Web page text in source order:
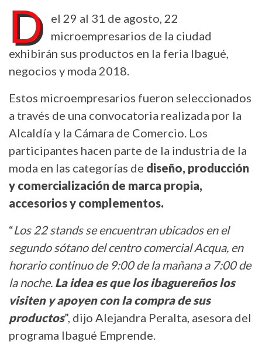
D
el 29 al 31 de agosto, 22
microempresarios de la ciudad
exhibirán sus productos en la feria Ibagué,
negocios y moda 2018.
Estos microempresarios fueron seleccionados
a través de una convocatoria realizada por la
Alcaldía y la Cámara de Comercio. Los
participantes hacen parte de la industria de la
moda en las categorías de diseño, producción
y comercialización de marca propia,
accesorios y complementos.
“Los 22 stands se encuentran ubicados en el
segundo sótano del centro comercial Acqua, en
horario continuo de 9:00 de la mañana a 7:00 de
la noche. La idea es que los ibaguereños los
visiten y apoyen con la compra de sus
productos”, dijo Alejandra Peralta, asesora del
programa Ibagué Emprende.